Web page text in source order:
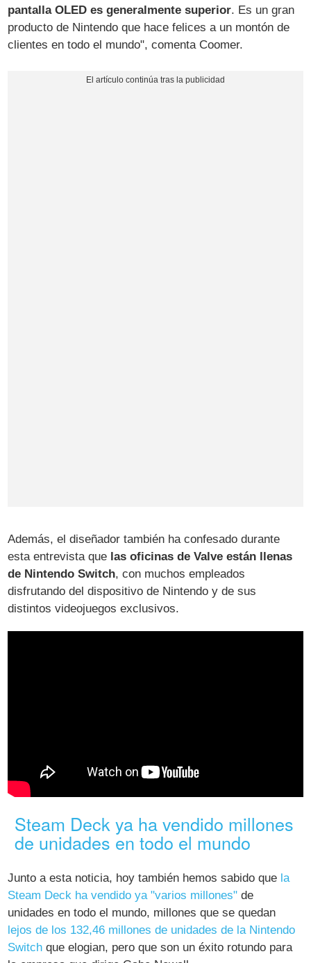
pantalla OLED es generalmente superior. Es un gran
producto de Nintendo que hace felices a un montón de
clientes en todo el mundo", comenta Coomer.
Además, el diseñador también ha confesado durante
esta entrevista que las oficinas de Valve están llenas
de Nintendo Switch, con muchos empleados
disfrutando del dispositivo de Nintendo y de sus
distintos videojuegos exclusivos.
Steam Deck ya ha vendido millones
de unidades en todo el mundo
Junto a esta noticia, hoy también hemos sabido que la
Steam Deck ha vendido ya "varios millones" de
unidades en todo el mundo, millones que se quedan
lejos de los 132,46 millones de unidades de la Nintendo
Switch que elogian, pero que son un éxito rotundo para